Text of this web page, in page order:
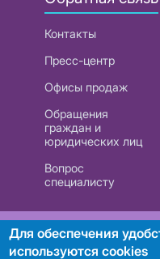
Контакты
Пресс-центр
Офисы продаж
Обращения
граждан и
юридических лиц
Вопрос
специалисту
РУП
Для обеспечения
используются cookies